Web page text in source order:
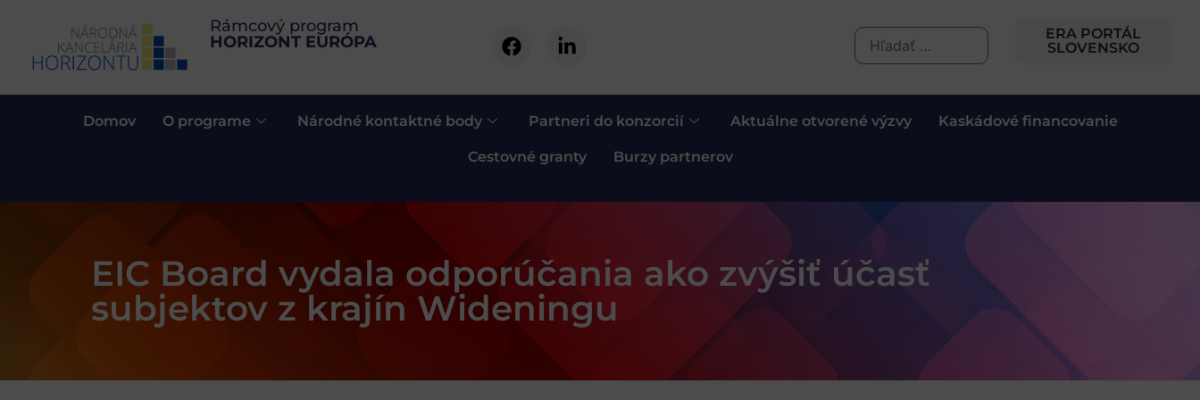
Rámcový program
HORIZONT EURÓPA
ERA PORTÁL
SLOVENSKO
Domov O programe Národné kontaktné body Partneri do konzorcií Aktuálne otvorené výzvy Kaskádové financovanie
Cestovné granty Burzy partnerov
EIC Board vydala odporúčania ako zvýšiť účasť
subjektov z krajín Wideningu